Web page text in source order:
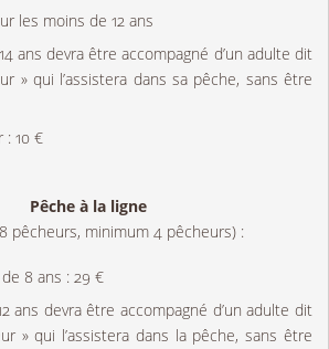
les moins de 12 ans
ans devra être accompagné d’un adulte dit
» qui l’assistera dans sa pêche, sans être
: 10 €
Pêche à la ligne
pêcheurs, minimum 4 pêcheurs) :
8 ans : 29 €
ans devra être accompagné d’un adulte dit
» qui l’assistera dans la pêche, sans être